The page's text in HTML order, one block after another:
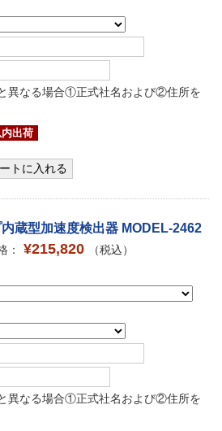
異なる場合①正式社名および②住所を
出荷
蔵型加速度検出器 MODEL-2462
： ¥215,820 （税込）
異なる場合①正式社名および②住所を